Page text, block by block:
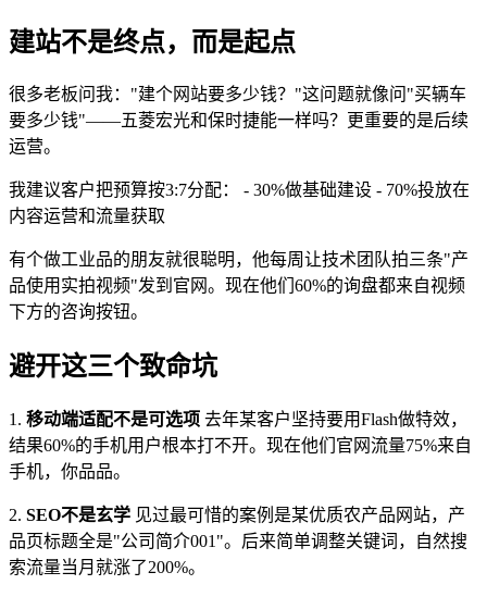
建站不是终点，而是起点
很多老板问我："建个网站要多少钱？"这问题就像问"买辆车
要多少钱"——五菱宏光和保时捷能一样吗？更重要的是后续
运营。
我建议客户把预算按3:7分配： - 30%做基础建设 - 70%投放在
内容运营和流量获取
有个做工业品的朋友就很聪明，他每周让技术团队拍三条"产
品使用实拍视频"发到官网。现在他们60%的询盘都来自视频
下方的咨询按钮。
避开这三个致命坑
1. 移动端适配不是可选项 去年某客户坚持要用Flash做特效，
结果60%的手机用户根本打不开。现在他们官网流量75%来自
手机，你品品。
2. SEO不是玄学 见过最可惜的案例是某优质农产品网站，产
品页标题全是"公司简介001"。后来简单调整关键词，自然搜
索流量当月就涨了200%。